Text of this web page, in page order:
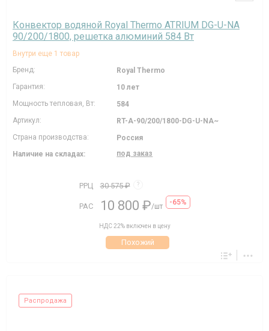
Конвектор водяной Royal Thermo ATRIUM DG-U-NA
90/200/1800, решетка алюминий 584 Вт
Внутри еще 1 товар
Бренд:
Royal Thermo
Гарантия:
10 лет
Мощность тепловая, Вт:
584
Артикул:
RT-A-90/200/1800-DG-U-NA~
Страна производства:
Россия
Наличие на складах:
под заказ
РРЦ 30 575 ₽ ?
РАС 10 800 ₽/шт -65%
НДС 22% включен в цену
Похожий
Распродажа